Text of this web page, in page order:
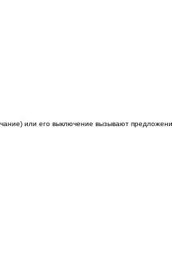
или его выключение вызывают